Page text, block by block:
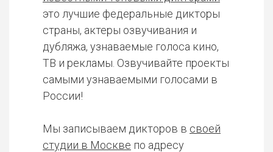
это лучшие федеральные дикторы
страны, актеры озвучивания и
дубляжа, узнаваемые голоса кино,
ТВ и рекламы. Озвучивайте проекты
самыми узнаваемыми голосами в
России!
Мы записываем дикторов в своей
студии в Москве по адресу